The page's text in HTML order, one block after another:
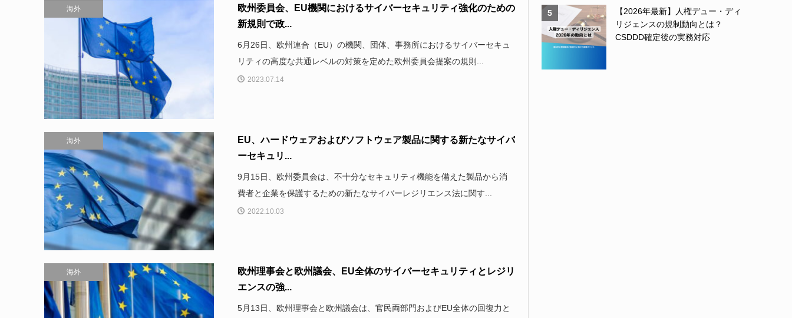
海外
欧州委員会、EU機関におけるサイバーセキュリティ強化のための
新規則で政...
6月26日、欧州連合（EU）の機関、団体、事務所におけるサイバーセキュ
リティの高度な共通レベルの対策を定めた欧州委員会提案の規則...
2023.07.14
海外
EU、ハードウェアおよびソフトウェア製品に関する新たなサイバ
ーセキュリ...
9月15日、欧州委員会は、不十分なセキュリティ機能を備えた製品から消
費者と企業を保護するための新たなサイバーレジリエンス法に関す...
2022.10.03
海外
欧州理事会と欧州議会、EU全体のサイバーセキュリティとレジリ
エンスの強...
5月13日、欧州理事会と欧州議会は、官民両部門およびEU全体の回復力と
5
【2026年最新】人権デュー・ディ
リジェンスの規制動向とは？
CSDDD確定後の実務対応